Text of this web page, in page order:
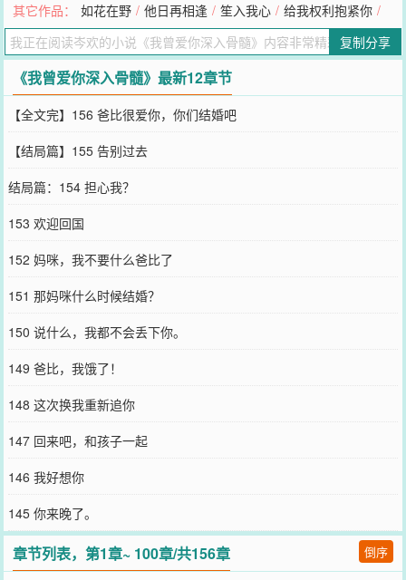
活寡的准备！”新婚夜，老公陪着初恋卿卿我我，而她一个人独守空
房。婚后，她处处隐忍，只想要保全这段荒唐的婚姻，可换来的却是
变本加厉的折磨。丈夫的热嘲热讽，婆婆的一再找茬，初恋的处处挑
衅，将她推上了风口浪尖。一场醉酒，两人意外结合，可在欢爱至极
的时候，他嘴里喊着的依旧是另一个女人的名字。当她欣喜的告诉他
自己怀孕的好消息，得到的却是他厌恶的眼神：“苏轻语，你不配有我
的孩子！”身心疲惫的她将签好自己名字的离婚协议放到他的面前，却
被薄景宸一把推倒在床。“苏轻语，这场婚姻只能我来说结束！这辈子
我们不死不休！”
您要是觉得《 我曾爱你深入骨髓
微博微信里的朋友推荐哦！
其它作品： 如花在野 / 他日再相逢 / 笙入我心 / 给我权利抱紧你 /
复制分享
《我曾爱你深入骨髓》最新12章节
【全文完】156 爸比很爱你，你们结婚吧
【结局篇】155 告别过去
结局篇：154 担心我？
153 欢迎回国
152 妈咪，我不要什么爸比了
151 那妈咪什么时候结婚？
150 说什么，我都不会丢下你。
149 爸比，我饿了！
148 这次换我重新追你
147 回来吧，和孩子一起
146 我好想你
145 你来晚了。
章节列表，第1章~ 100章/共156章 倒序